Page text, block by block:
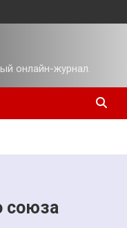
онлайн-журнал.
союза